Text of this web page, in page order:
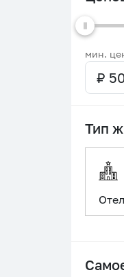
мин.
Тип